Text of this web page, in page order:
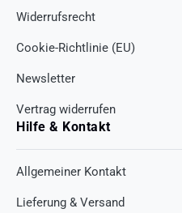
Widerrufsrecht
Cookie-Richtlinie (EU)
Newsletter
Vertrag widerrufen
Hilfe & Kontakt
Allgemeiner Kontakt
Lieferung & Versand